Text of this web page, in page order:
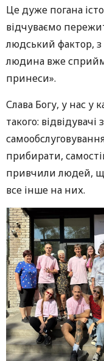
Це дуже погана
відчуваємо
людський фактор,
людина вже
принеси».
Слава Богу, у нас у
такого:
прибирати,
привчили людей,
все інше на них.